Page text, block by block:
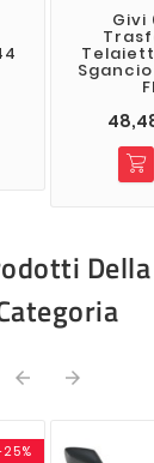
Givi
Sgancio
 